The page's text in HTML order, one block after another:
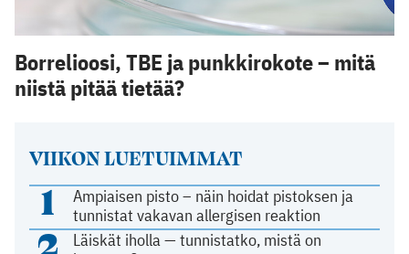
VIIKON LUETUIMMAT
1
Ampiaisen pisto – näin hoidat pistoksen ja
tunnistat vakavan allergisen reaktion
Läiskät iholla — tunnistatko, mistä on
Borrelioosi, TBE ja punkkirokote – mitä
niistä pitää tietää?